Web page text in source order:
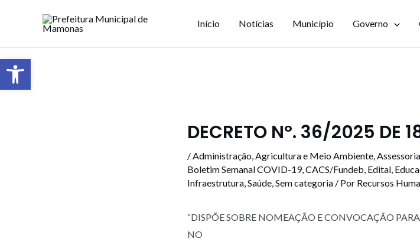
Início Notícias Município Governo
DECRETO Nº. 36/2025 DE
/Administração,Agricultura e Meio Ambiente,
Boletim Semanal COVID-19,CACS/Fundeb, Edital,
Infraestrutura,Saúde,Sem categoria / Por Recursos
“DISPÕE SOBRE NOMEAÇÃO E CONVOCAÇÃO
NO
Barra de Ferramentas Aberta